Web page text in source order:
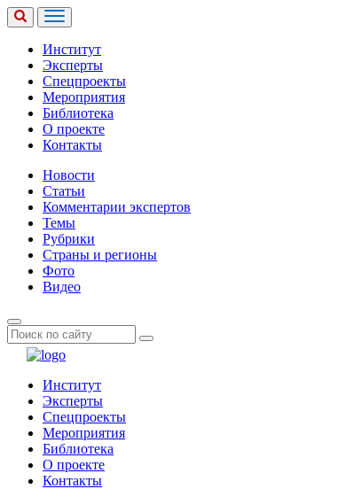
Институт
Эксперты
Спецпроекты
Мероприятия
Библиотека
О проекте
Контакты
Новости
Статьи
Комментарии экспертов
Темы
Рубрики
Страны и регионы
Фото
Видео
Институт
Эксперты
Спецпроекты
Мероприятия
Библиотека
О проекте
Контакты